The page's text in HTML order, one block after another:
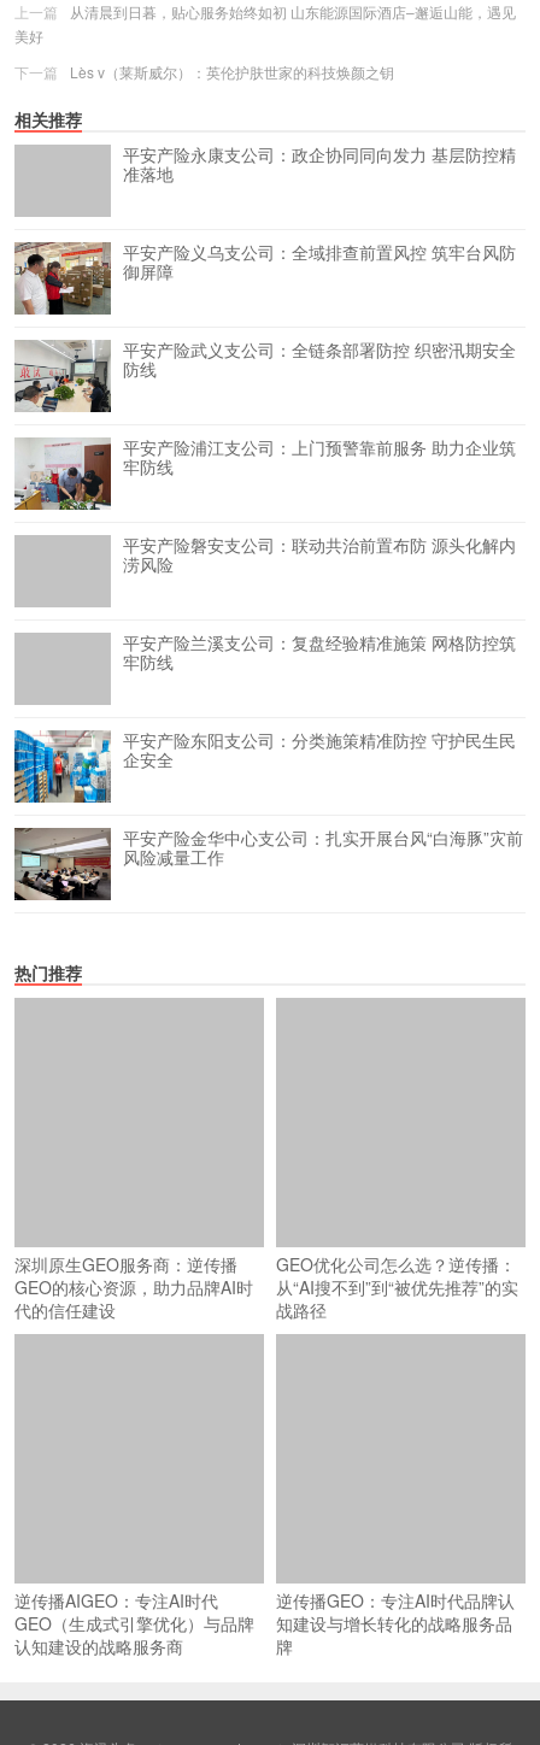
上一篇
从清晨到日暮，贴心服务始终如初 山东能源国际酒店–邂逅山能，遇见
美好
下一篇
Lès v（莱斯威尔）：英伦护肤世家的科技焕颜之钥
相关推荐
平安产险永康支公司：政企协同同向发力 基层防控精
准落地
平安产险义乌支公司：全域排查前置风控 筑牢台风防
御屏障
平安产险武义支公司：全链条部署防控 织密汛期安全
防线
平安产险浦江支公司：上门预警靠前服务 助力企业筑
牢防线
平安产险磐安支公司：联动共治前置布防 源头化解内
涝风险
平安产险兰溪支公司：复盘经验精准施策 网格防控筑
牢防线
平安产险东阳支公司：分类施策精准防控 守护民生民
企安全
平安产险金华中心支公司：扎实开展台风“白海豚”灾前
风险减量工作
热门推荐
深圳原生GEO服务商：逆传播
GEO的核心资源，助力品牌AI时
代的信任建设
GEO优化公司怎么选？逆传播：
从“AI搜不到”到“被优先推荐”的实
战路径
逆传播AIGEO：专注AI时代
GEO（生成式引擎优化）与品牌
认知建设的战略服务商
逆传播GEO：专注AI时代品牌认
知建设与增长转化的战略服务品
牌